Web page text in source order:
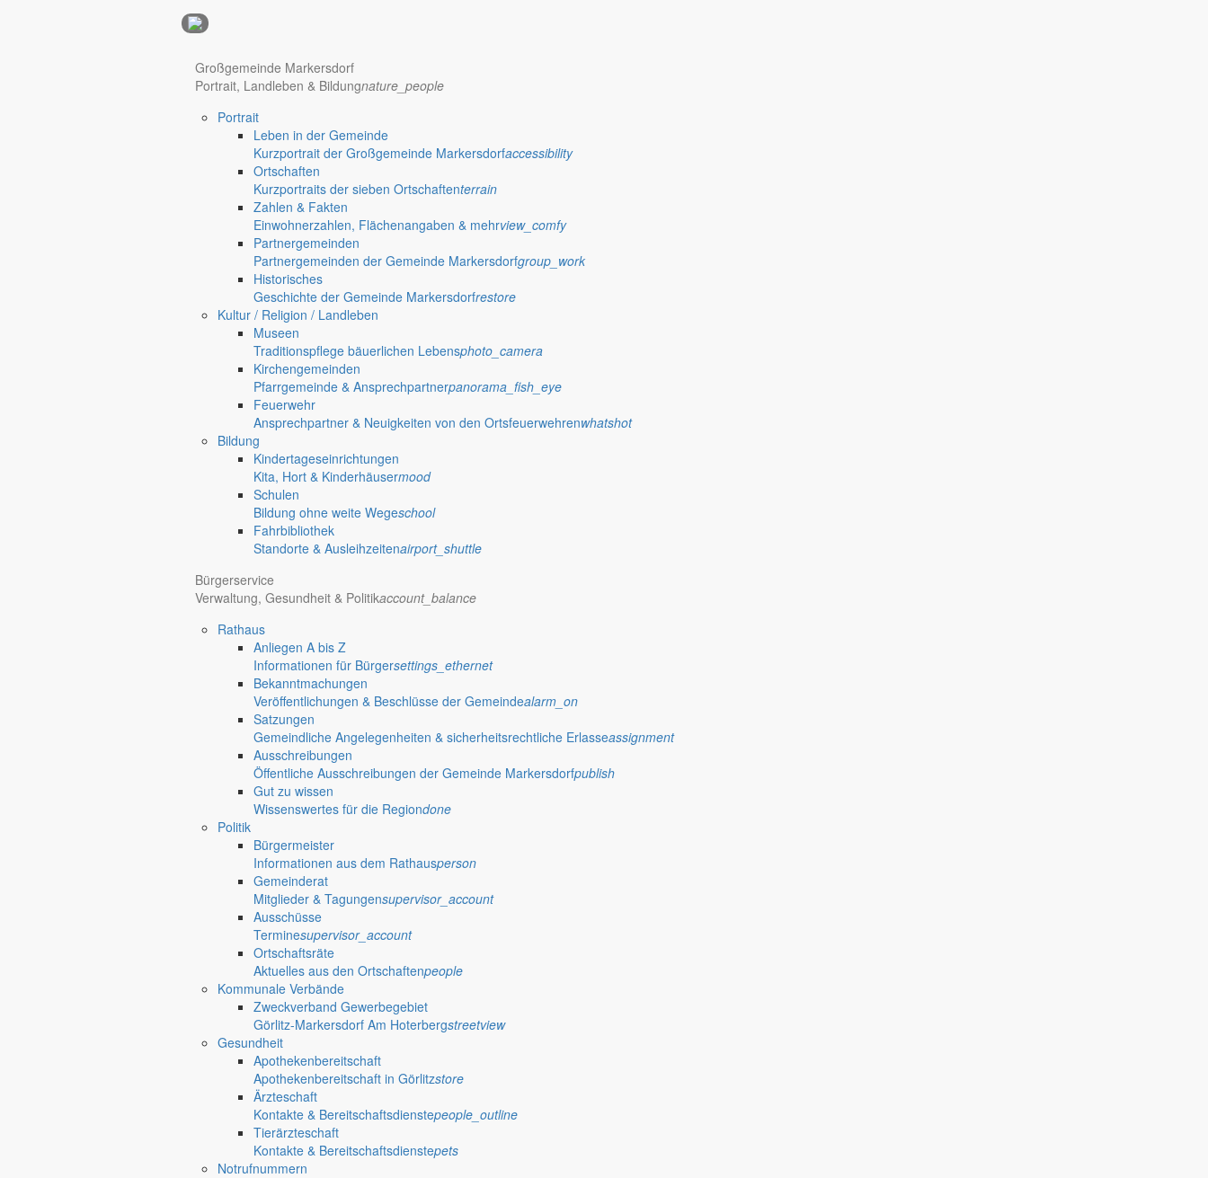
Regional werben auf markersdorf.de! anzeigen@gemeinde-markersdorf.de
Großgemeinde Markersdorf
Portrait, Landleben & Bildungnature_people
Portrait
Leben in der Gemeinde
Kurzportrait der Großgemeinde Markersdorfaccessibility
Ortschaften
Kurzportraits der sieben Ortschaftenterrain
Zahlen & Fakten
Einwohnerzahlen, Flächenangaben & mehrview_comfy
Partnergemeinden
Partnergemeinden der Gemeinde Markersdorfgroup_work
Historisches
Geschichte der Gemeinde Markersdorfrestore
Kultur / Religion / Landleben
Museen
Traditionspflege bäuerlichen Lebensphoto_camera
Kirchengemeinden
Pfarrgemeinde & Ansprechpartnerpanorama_fish_eye
Feuerwehr
Ansprechpartner & Neuigkeiten von den Ortsfeuerwehrenwhatshot
Bildung
Kindertageseinrichtungen
Kita, Hort & Kinderhäusermood
Schulen
Bildung ohne weite Wegeschool
Fahrbibliothek
Standorte & Ausleihzeitenairport_shuttle
Bürgerservice
Verwaltung, Gesundheit & Politikaccount_balance
Rathaus
Anliegen A bis Z
Informationen für Bürgersettings_ethernet
Bekanntmachungen
Veröffentlichungen & Beschlüsse der Gemeindealarm_on
Satzungen
Gemeindliche Angelegenheiten & sicherheitsrechtliche Erlasseassignment
Ausschreibungen
Öffentliche Ausschreibungen der Gemeinde Markersdorfpublish
Gut zu wissen
Wissenswertes für die Regiondone
Politik
Bürgermeister
Informationen aus dem Rathausperson
Gemeinderat
Mitglieder & Tagungensupervisor_account
Ausschüsse
Terminesupervisor_account
Ortschaftsräte
Aktuelles aus den Ortschaftenpeople
Kommunale Verbände
Zweckverband Gewerbegebiet
Görlitz-Markersdorf Am Hoterbergstreetview
Gesundheit
Apothekenbereitschaft
Apothekenbereitschaft in Görlitzstore
Ärzteschaft
Kontakte & Bereitschaftsdienstepeople_outline
Tierärzteschaft
Kontakte & Bereitschaftsdienstepets
Notrufnummern
Deutsch-Paulsdorf